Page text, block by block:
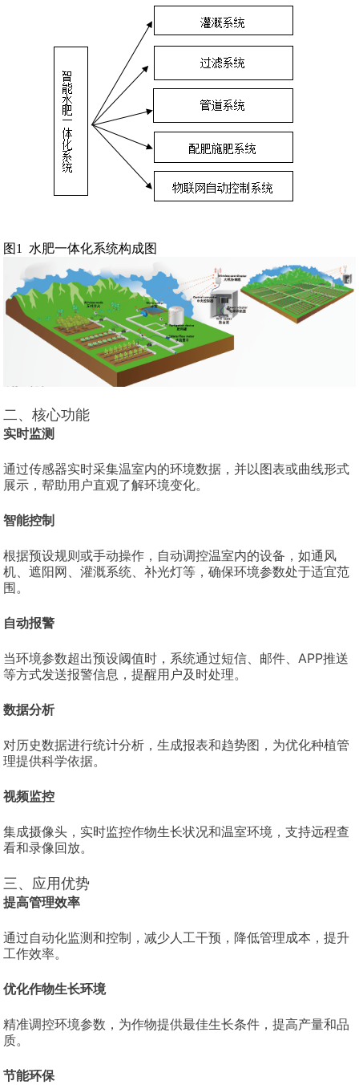
图1 水肥一体化系统构成图
二、核心功能
实时监测
通过传感器实时采集温室内的环境数据，并以图表或曲线形式
展示，帮助用户直观了解环境变化。
智能控制
根据预设规则或手动操作，自动调控温室内的设备，如通风
机、遮阳网、灌溉系统、补光灯等，确保环境参数处于适宜范
围。
自动报警
当环境参数超出预设阈值时，系统通过短信、邮件、APP推送
等方式发送报警信息，提醒用户及时处理。
数据分析
对历史数据进行统计分析，生成报表和趋势图，为优化种植管
理提供科学依据。
视频监控
集成摄像头，实时监控作物生长状况和温室环境，支持远程查
看和录像回放。
三、应用优势
提高管理效率
通过自动化监测和控制，减少人工干预，降低管理成本，提升
工作效率。
优化作物生长环境
精准调控环境参数，为作物提供最佳生长条件，提高产量和品
质。
节能环保